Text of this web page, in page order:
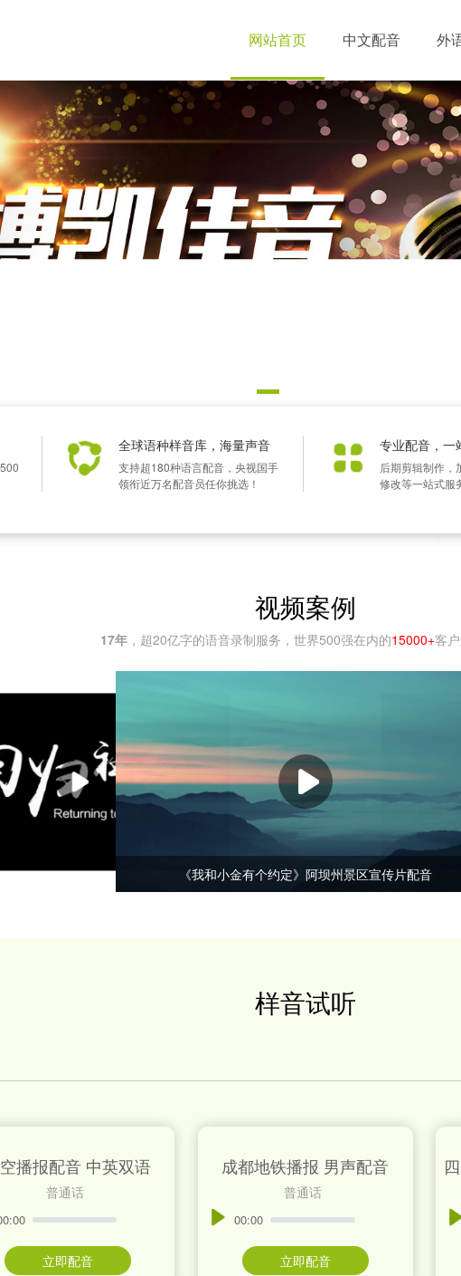
网站首页 中文配音 外
全球语种样音库，海量声音
支持超180种语言配音，央视国手
领衔近万名配音员任你挑选！
专业配音，一
后期剪辑制作，
修改等一站式服
视频案例
17年 ，超20亿字的语音录制服务，世界500强在内的15000+客
《我和小金有个约定》阿坝州景区宣传片配音
样音试听
播报配音 中英双语
普通话
立即配音
成都地铁播报 男声配音
普通话
00:00
立即配音